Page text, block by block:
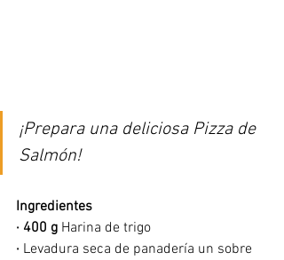
¡Prepara una deliciosa Pizza de
Salmón!
Ingredientes
· 400 g Harina de trigo
· Levadura seca de panadería un sobre